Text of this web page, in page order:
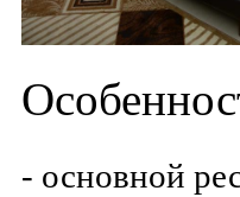
- основной